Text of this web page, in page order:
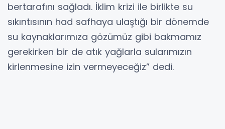
bertarafını sağladı. İklim krizi ile birlikte su
sıkıntısının had safhaya ulaştığı bir dönemde
su kaynaklarımıza gözümüz gibi bakmamız
gerekirken bir de atık yağlarla sularımızın
kirlenmesine izin vermeyeceğiz” dedi.